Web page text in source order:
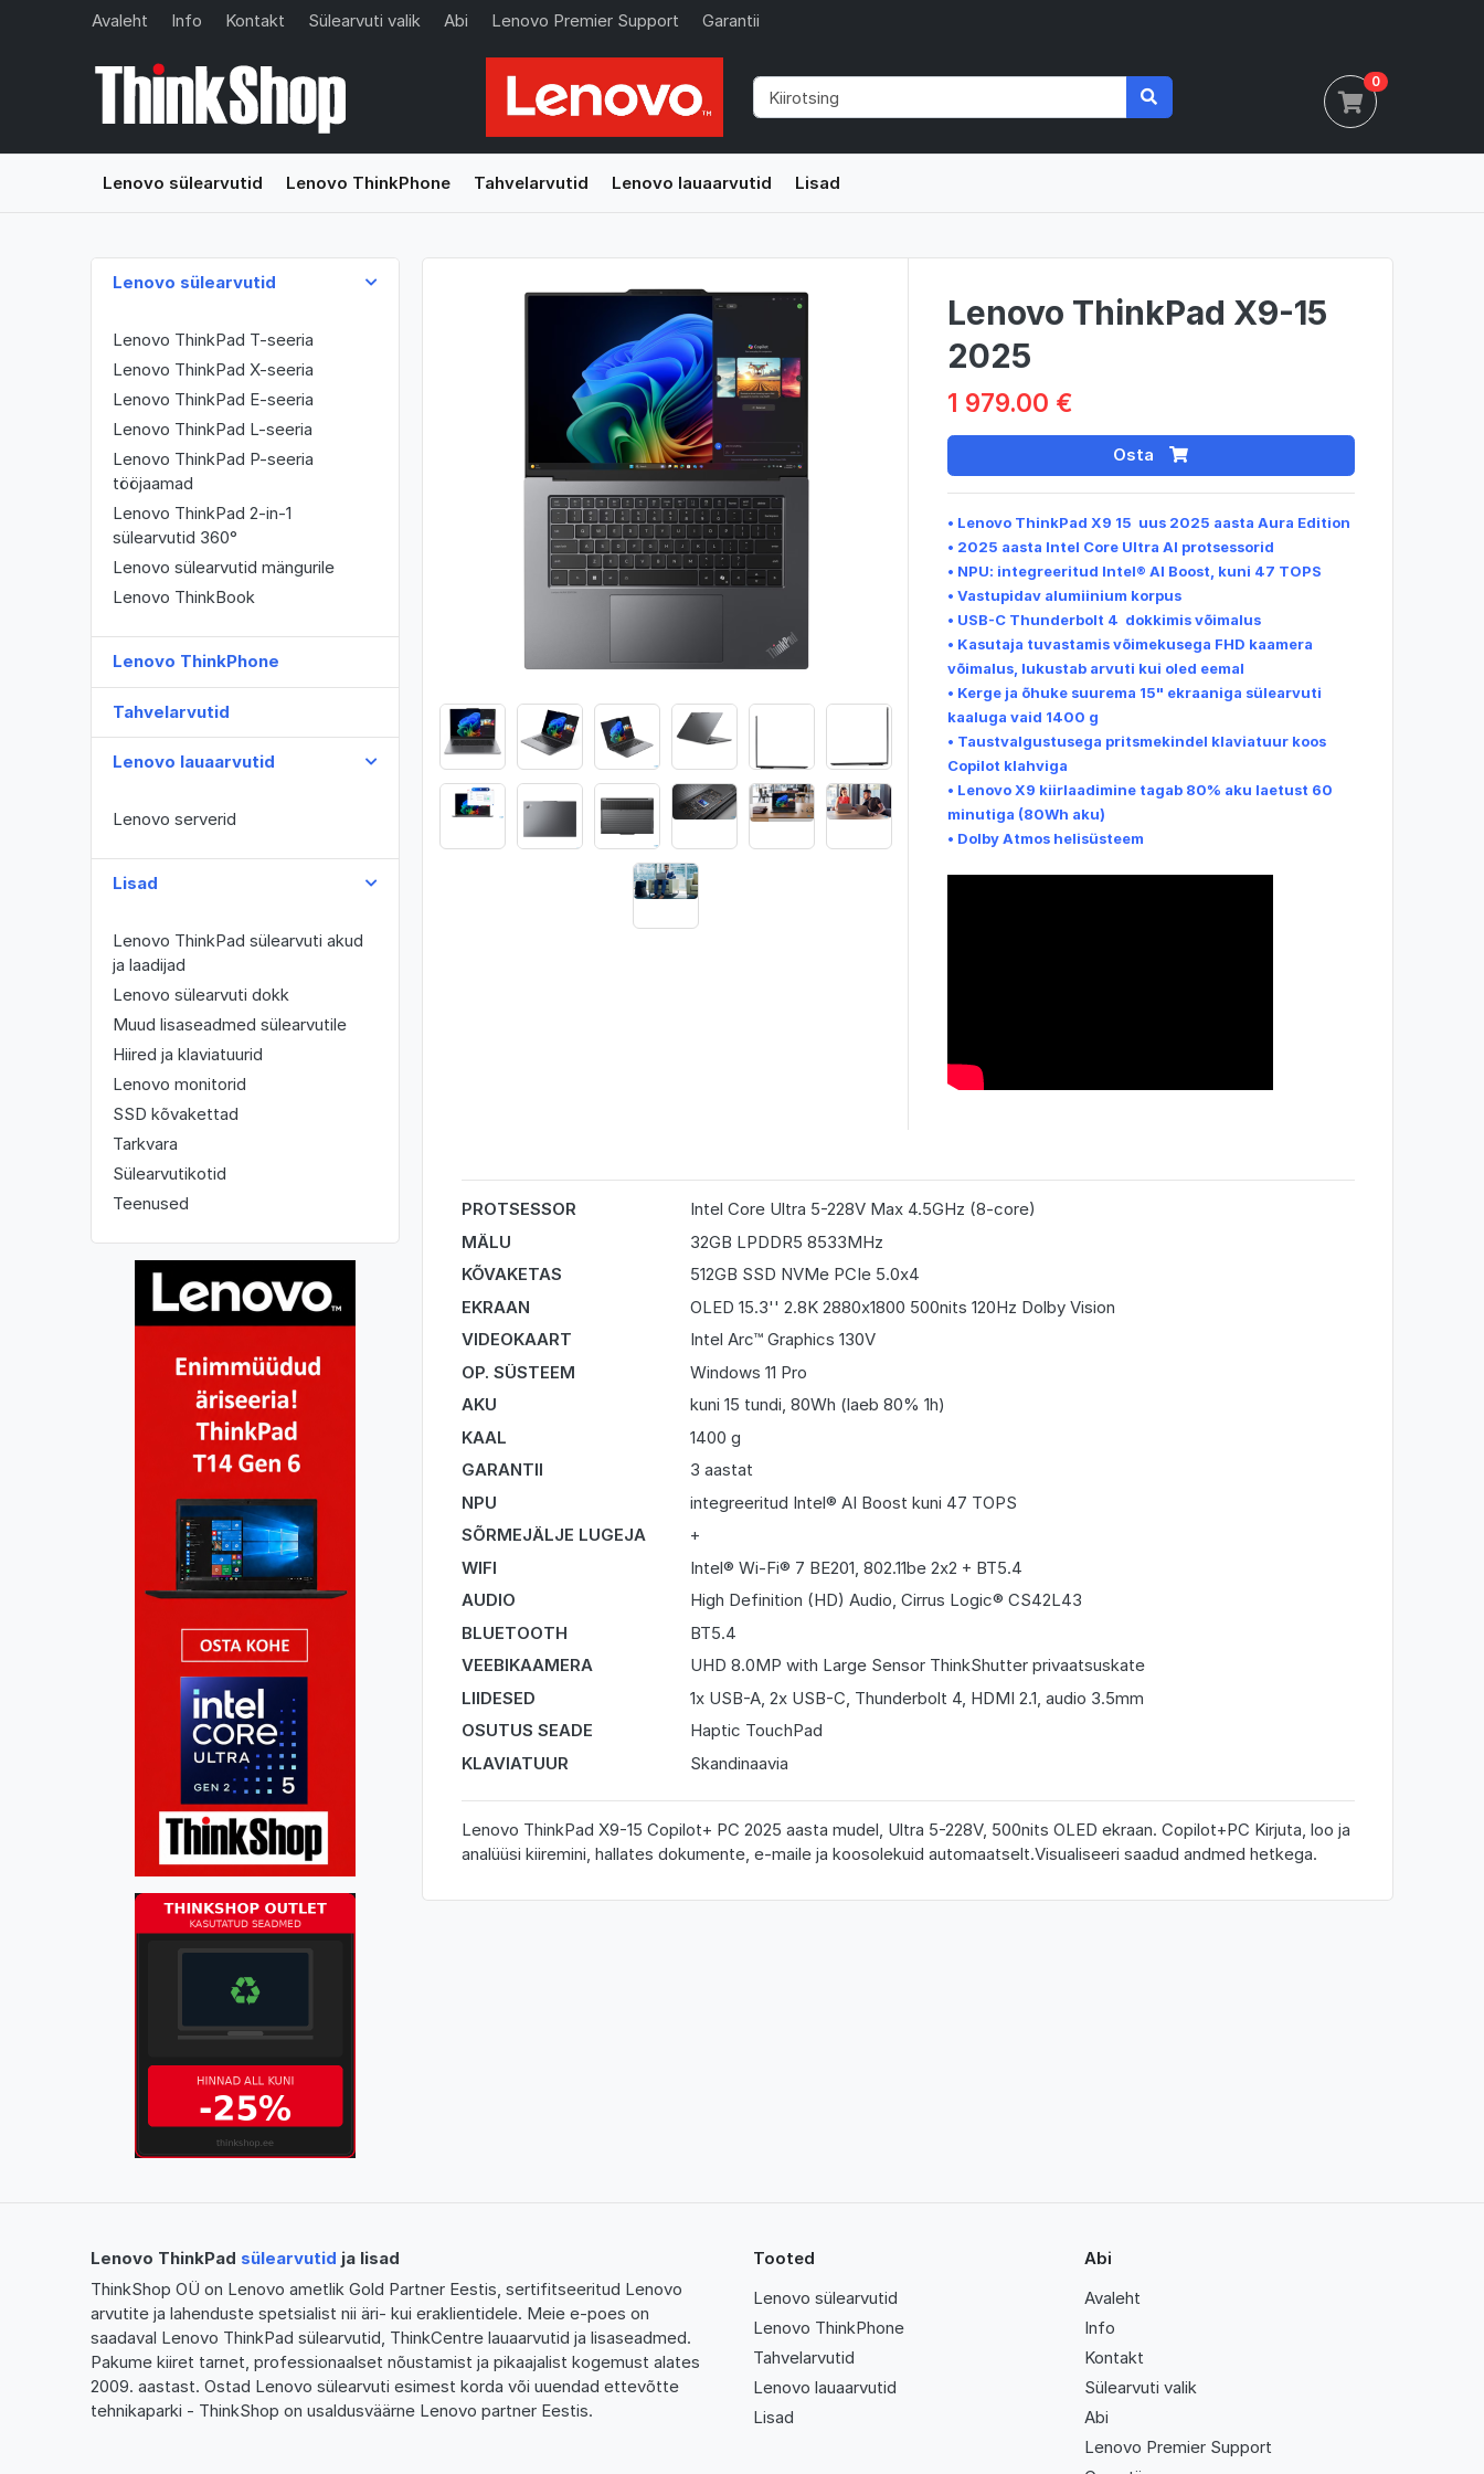
Avaleht Info Kontakt Sülearvuti valik Abi Lenovo Premier Support Garantii
0
Lenovo sülearvutid Lenovo ThinkPhone Tahvelarvutid Lenovo lauaarvutid Lisad
Lenovo sülearvutid
Lenovo ThinkPad T-seeria
Lenovo ThinkPad X-seeria
Lenovo ThinkPad E-seeria
Lenovo ThinkPad L-seeria
Lenovo ThinkPad P-seeria
tööjaamad
Lenovo ThinkPad 2-in-1
sülearvutid 360°
Lenovo sülearvutid mängurile
Lenovo ThinkBook
Lenovo ThinkPhone
Tahvelarvutid
Lenovo lauaarvutid
Lenovo serverid
Lisad
Lenovo ThinkPad sülearvuti akud
ja laadijad
Lenovo sülearvuti dokk
Muud lisaseadmed sülearvutile
Hiired ja klaviatuurid
Lenovo monitorid
SSD kõvakettad
Tarkvara
Sülearvutikotid
Teenused
Lenovo ThinkPad X9-15
2025
1 979.00 €
Osta
• Lenovo ThinkPad X9 15 uus 2025 aasta Aura Edition
• 2025 aasta Intel Core Ultra AI protsessorid
• NPU: integreeritud Intel® AI Boost, kuni 47 TOPS
• Vastupidav alumiinium korpus
• USB-C Thunderbolt 4 dokkimis võimalus
• Kasutaja tuvastamis võimekusega FHD kaamera
võimalus, lukustab arvuti kui oled eemal
• Kerge ja õhuke suurema 15" ekraaniga sülearvuti
kaaluga vaid 1400 g
• Taustvalgustusega pritsmekindel klaviatuur koos
Copilot klahviga
• Lenovo X9 kiirlaadimine tagab 80% aku laetust 60
minutiga (80Wh aku)
• Dolby Atmos helisüsteem
PROTSESSOR
Intel Core Ultra 5-228V Max 4.5GHz (8-core)
MÄLU
32GB LPDDR5 8533MHz
KÕVAKETAS
512GB SSD NVMe PCIe 5.0x4
EKRAAN
OLED 15.3'' 2.8K 2880x1800 500nits 120Hz Dolby Vision
VIDEOKAART
Intel Arc™ Graphics 130V
OP. SÜSTEEM
Windows 11 Pro
AKU
kuni 15 tundi, 80Wh (laeb 80% 1h)
KAAL
1400 g
GARANTII
3 aastat
NPU
integreeritud Intel® AI Boost kuni 47 TOPS
SÕRMEJÄLJE LUGEJA
+
WIFI
Intel® Wi-Fi® 7 BE201, 802.11be 2x2 + BT5.4
AUDIO
High Definition (HD) Audio, Cirrus Logic® CS42L43
BLUETOOTH
BT5.4
VEEBIKAAMERA
UHD 8.0MP with Large Sensor ThinkShutter privaatsuskate
LIIDESED
1x USB-A, 2x USB-C, Thunderbolt 4, HDMI 2.1, audio 3.5mm
OSUTUS SEADE
Haptic TouchPad
KLAVIATUUR
Skandinaavia
Lenovo ThinkPad X9-15 Copilot+ PC 2025 aasta mudel, Ultra 5-228V, 500nits OLED ekraan. Copilot+PC Kirjuta, loo ja
analüüsi kiiremini, hallates dokumente, e-maile ja koosolekuid automaatselt.Visualiseeri saadud andmed hetkega.
Lenovo ThinkPad sülearvutid ja lisad
ThinkShop OÜ on Lenovo ametlik Gold Partner Eestis, sertifitseeritud Lenovo
arvutite ja lahenduste spetsialist nii äri- kui eraklientidele. Meie e-poes on
saadaval Lenovo ThinkPad sülearvutid, ThinkCentre lauaarvutid ja lisaseadmed.
Pakume kiiret tarnet, professionaalset nõustamist ja pikaajalist kogemust alates
2009. aastast. Ostad Lenovo sülearvuti esimest korda või uuendad ettevõtte
tehnikaparki - ThinkShop on usaldusväärne Lenovo partner Eestis.
Tooted
Lenovo sülearvutid
Lenovo ThinkPhone
Tahvelarvutid
Lenovo lauaarvutid
Lisad
Abi
Avaleht
Info
Kontakt
Sülearvuti valik
Abi
Lenovo Premier Support